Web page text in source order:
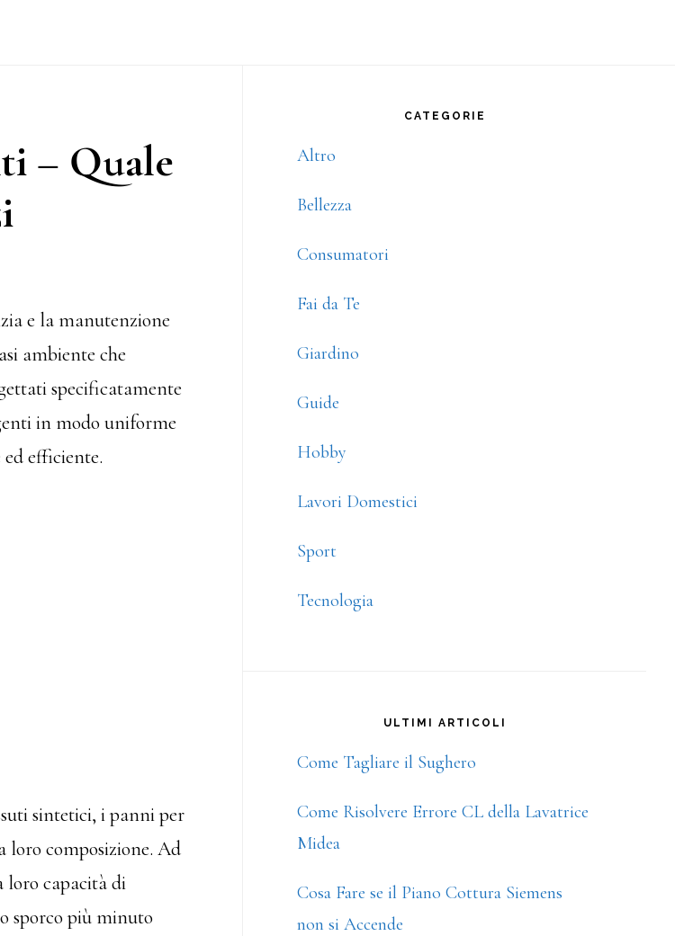
– Quale
e la manutenzione
ambiente che
specificatamente
in modo uniforme
efficiente.
sintetici, i panni per
loro composizione. Ad
loro capacità di
sporco più minuto
CATEGORIE
Altro
Bellezza
Consumatori
Fai da Te
Giardino
Guide
Hobby
Lavori Domestici
Sport
Tecnologia
ULTIMI ARTICOLI
Come Tagliare il Sughero
Come Risolvere Errore CL della Lavatrice
Midea
Cosa Fare se il Piano Cottura Siemens
non si Accende